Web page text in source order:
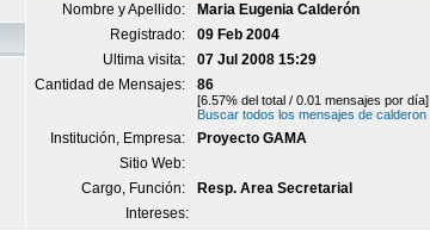
Nombre y Apellido:
Maria Eugenia Calderón
Registrado:
09 Feb 2004
Ultima visita:
07 Jul 2008 15:29
Cantidad de Mensajes:
86
[6.57% del total / 0.01 mensajes por día]
Buscar todos los mensajes de calderon
Institución, Empresa:
Proyecto GAMA
Sitio Web:
Cargo, Función:
Resp. Area Secretarial
Intereses: